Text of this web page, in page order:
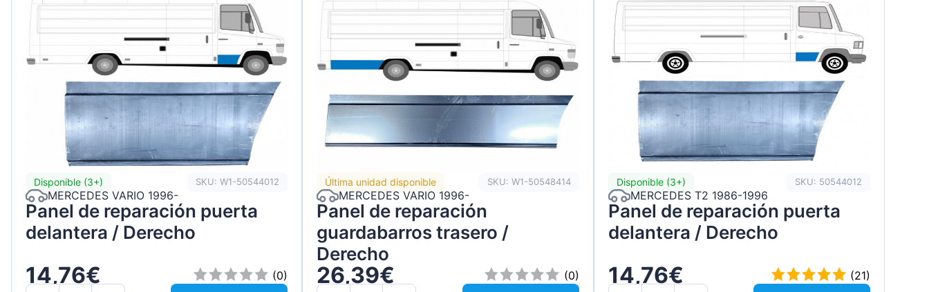
Disponible (3+) SKU: W1-50544012
MERCEDES VARIO 1996-
Panel de reparación puerta
delantera / Derecho
14,76€
(0)
Última unidad disponible SKU: W1-50548414
MERCEDES VARIO 1996-
Panel de reparación
guardabarros trasero /
Derecho
26,39€
(0)
Disponible (3+) SKU: 50544012
MERCEDES T2 1986-1996
Panel de reparación puerta
delantera / Derecho
14,76€
(21)